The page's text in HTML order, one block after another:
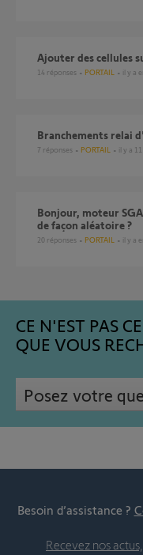
ajouter des cellules
14 réponses PORTAIL il y a
branchements relai
7 réponses PORTAIL il y a
Bonjour, moteur SGA 6000 (à battants) s'ouvre tout seul
de façon aléatoire ?
20 réponses PORTAIL il y a
CE N'EST PAS CE
QUE VOUS
Posez votre
Besoin d’assistance ?
Recevez nos